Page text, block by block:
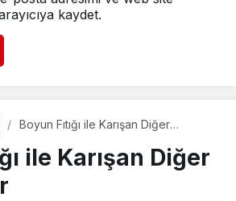
kaydet.
Boyun Fıtığı ile Karışan Diğer
ile Karışan Diğer